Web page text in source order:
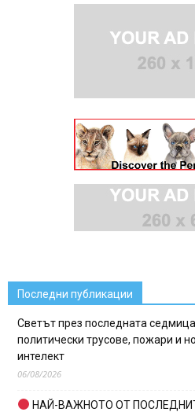
Последни публикации
Светът през последната
политически трусове, пожари и
интелект
06/08/2026
НАЙ-ВАЖНОТО ОТ